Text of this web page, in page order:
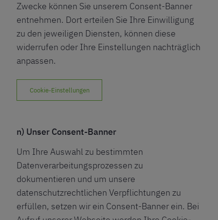
Zwecke können Sie unserem Consent-Banner
entnehmen. Dort erteilen Sie Ihre Einwilligung
zu den jeweiligen Diensten, können diese
widerrufen oder Ihre Einstellungen nachträglich
anpassen.
Cookie-Einstellungen
n) Unser Consent-Banner
Um Ihre Auswahl zu bestimmten
Datenverarbeitungsprozessen zu
dokumentieren und um unsere
datenschutzrechtlichen Verpflichtungen zu
erfüllen, setzen wir ein Consent-Banner ein. Bei